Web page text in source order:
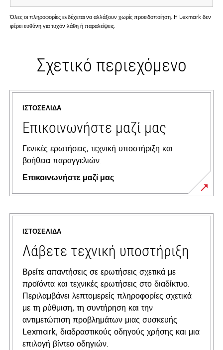
Όλες οι πληροφορίες ενδέχεται να αλλάξουν χωρίς προειδοποίηση. Η Lexmark δεν
φέρει ευθύνη για τυχόν λάθη ή παραλείψεις.
Σχετικό περιεχόμενο
ΙΣΤΟΣΕΛΊΔΑ
Επικοινωνήστε μαζί μας
Γενικές ερωτήσεις, τεχνική υποστήριξη και
βοήθεια παραγγελιών.
Επικοινωνήστε μαζί μας
ΙΣΤΟΣΕΛΊΔΑ
Λάβετε τεχνική υποστήριξη
Βρείτε απαντήσεις σε ερωτήσεις σχετικά με
προϊόντα και τεχνικές ερωτήσεις στο διαδίκτυο.
Περιλαμβάνει λεπτομερείς πληροφορίες σχετικά
με τη ρύθμιση, τη συντήρηση και την
αντιμετώπιση προβλημάτων μιας συσκευής
Lexmark, διαδραστικούς οδηγούς χρήσης και μια
επιλογή βίντεο οδηγιών.